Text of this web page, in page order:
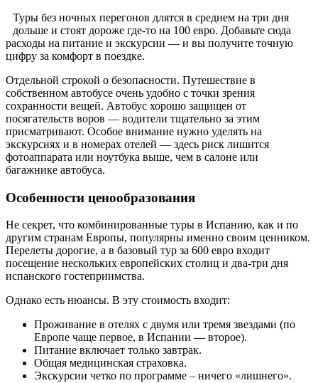
Туры без ночных перегонов длятся в среднем на три дня
дольше и стоят дороже где-то на 100 евро. Добавьте сюда
расходы на питание и экскурсии — и вы получите точную
цифру за комфорт в поездке.
Отдельной строкой о безопасности. Путешествие в
собственном автобусе очень удобно с точки зрения
сохранности вещей. Автобус хорошо защищен от
посягательств воров — водители тщательно за этим
присматривают. Особое внимание нужно уделять на
экскурсиях и в номерах отелей — здесь риск лишится
фотоаппарата или ноутбука выше, чем в салоне или
багажнике автобуса.
Особенности ценообразования
Не секрет, что комбинированные туры в Испанию, как и по
другим странам Европы, популярны именно своим ценником.
Перелеты дорогие, а в базовый тур за 600 евро входит
посещение нескольких европейских столиц и два-три дня
испанского гостеприимства.
Однако есть нюансы. В эту стоимость входит:
Проживание в отелях с двумя или тремя звездами (по
Европе чаще первое, в Испании — второе).
Питание включает только завтрак.
Общая медицинская страховка.
Экскурсии четко по программе – ничего «лишнего».